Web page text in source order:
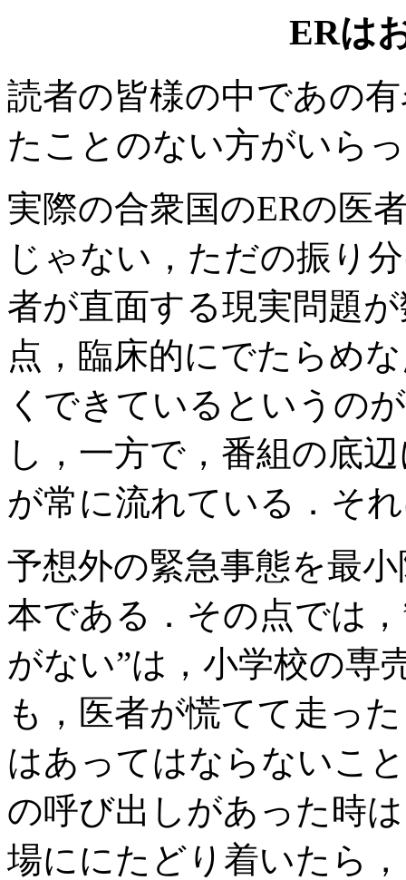
ERは
読者の皆様の中であの
たことのない方がいら
実際の合衆国のERの医
じゃない，ただの振り
者が直面する現実問題
点，臨床的にでたらめ
くできているというの
し，一方で，番組の底
が常に流れている．そ
予想外の緊急事態を最
本である．その点では
がない”は，小学校の専
も，医者が慌てて走っ
はあってはならないこ
の呼び出しがあった時
場ににたどり着いたら